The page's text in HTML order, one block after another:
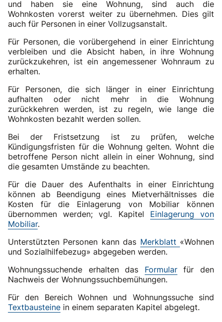
und haben sie eine Wohnung, sind auch die
Wohnkosten vorerst weiter zu übernehmen. Dies gilt
auch für Personen in einer Vollzugsanstalt.
Für Personen, die vorübergehend in einer Einrichtung
verbleiben und die Absicht haben, in ihre Wohnung
zurückzukehren, ist ein angemessener Wohnraum zu
erhalten.
Für Personen, die sich länger in einer Einrichtung
aufhalten oder nicht mehr in die Wohnung
zurückkehren werden, ist zu regeln, wie lange die
Wohnkosten bezahlt werden sollen.
Bei der Fristsetzung ist zu prüfen, welche
Kündigungsfristen für die Wohnung gelten. Wohnt die
betroffene Person nicht allein in einer Wohnung, sind
die gesamten Umstände zu beachten.
Für die Dauer des Aufenthalts in einer Einrichtung
können ab Beendigung eines Mietverhältnisses die
Kosten für die Einlagerung von Mobiliar können
übernommen werden; vgl. Kapitel Einlagerung von
Mobiliar.
Unterstützten Personen kann das Merkblatt «Wohnen
und Sozialhilfebezug» abgegeben werden.
Wohnungssuchende erhalten das Formularfür den
Nachweis der Wohnungssuchbemühungen.
Für den Bereich Wohnen und Wohnungssuche sind
Textbausteine in einem separaten Kapitel abgelegt.